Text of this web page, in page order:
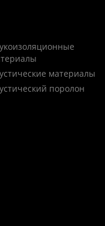
материалы
поролон